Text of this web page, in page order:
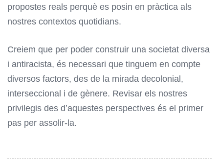
propostes reals perquè es posin en pràctica als
nostres contextos quotidians.
Creiem que per poder construir una societat diversa
i antiracista, és necessari que tinguem en compte
diversos factors, des de la mirada decolonial,
interseccional i de gènere. Revisar els nostres
privilegis des d’aquestes perspectives és el primer
pas per assolir-la.